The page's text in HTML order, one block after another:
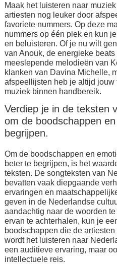
Maak het luisteren naar
artiesten nog leuker door
favoriete nummers. Op deze
nummers op één plek en kun
en beluisteren. Of je nu wilt
van Anouk, de energieke
meeslepende melodieën van
klanken van Davina Michelle,
afspeellijsten heb je altijd
muziek binnen handbereik.
Verdiep je in de teksten
om de boodschappen
begrijpen.
Om de boodschappen en
beter te begrijpen, is het
teksten. De songteksten van
bevatten vaak diepgaande
ervaringen en
geven in de Nederlandse
aandachtig naar de woorden
ervan te achterhalen, kun je
boodschappen die de
wordt het luisteren naar
een auditieve ervaring, maar
intellectuele reis.